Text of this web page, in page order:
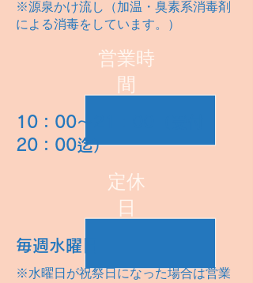
※源泉かけ流し（加温・臭素系消毒剤
による消毒をしています。）
営業時
間
10：00～21：00（受付
20：00迄）
定休
日
毎週水曜日
※水曜日が祝祭日になった場合は営業